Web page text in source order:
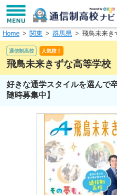
学校名で探す
エリアから探す
Home 関東 群馬県 飛鳥未来き
通信制高校 人気校！
飛鳥未来きずな高等学校
好きな通学スタイルを選んで
随時募集中】